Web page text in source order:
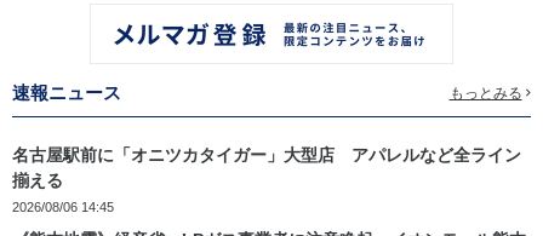
速報ニュース もっとみる
名古屋駅前に「オニツカタイガー」大型店 アパレルなど全ライン
揃える
2026/08/06 14:45